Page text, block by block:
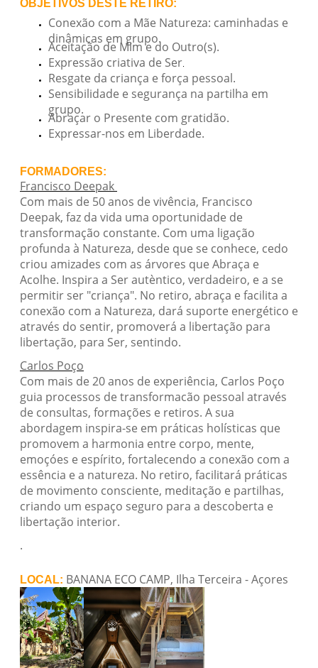
OBJETIVOS DESTE RETIRO:
Conexão com a Mãe Natureza: caminhadas e
dinâmicas em grupo.
Aceitação de Mim e do Outro(s).
Expressão criativa de Ser
Resgate da criança e força pessoal.
Sensibilidade e segurança na partilha em
grupo.
Abraçar o Presente com gratidão.
Expressar-nos em Liberdade.
FORMADORES:
Francisco Deepak
Com mais de 50 anos de vivência, Francisco
Deepak, faz da vida uma oportunidade de
transformação constante. Com uma ligação
profunda à Natureza, desde que se conhece, cedo
criou amizades com as árvores que Abraça e
Acolhe. Inspira a Ser autèntico, verdadeiro, e a se
permitir ser "criança". No retiro, abraça e facilita a
conexão com a Natureza, dará suporte energético e
através do sentir, promoverá a libertação para
libertação, para Ser, sentindo.
Carlos Poço
Com mais de 20 anos de experiência, Carlos Poço
guia processos de transformacão pessoal através
de consultas, formações e retiros. A sua
abordagem inspira-se em práticas holísticas que
promovem a harmonia entre corpo, mente,
emoçóes e espírito, fortalecendo a conexão com a
essência e a natureza. No retiro, facilitará práticas
de movimento consciente, meditação e partilhas,
criando um espaço seguro para a descoberta e
libertação interior.
.
LOCAL: BANANA ECO CAMP, Ilha Terceira - Açores